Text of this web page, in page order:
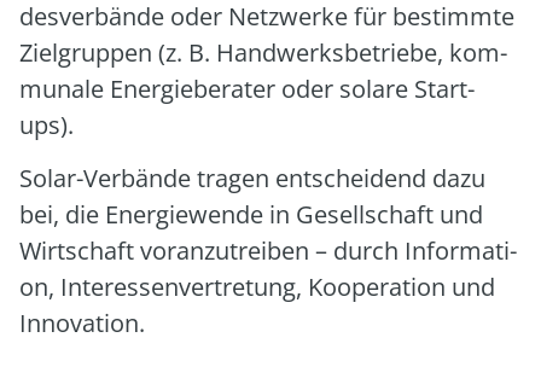
des­ver­bän­de oder Netz­wer­ke für bestimm­te
Ziel­grup­pen (z. B. Hand­werks­be­trie­be, kom­
mu­na­le Ener­gie­be­ra­ter oder sola­re Start-
ups).
Solar-Ver­bän­de tra­gen ent­schei­dend dazu
bei, die Ener­gie­wen­de in Gesell­schaft und
Wirt­schaft vor­an­zu­trei­ben – durch Infor­ma­ti­
on, Inter­es­sen­ver­tre­tung, Koope­ra­ti­on und
Inno­va­ti­on.